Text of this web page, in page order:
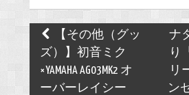
Post
navigation
【その他（グッ
ズ）】初音ミク
×YAMAHA AG03MK2 オ
ーバーレイシー
ナ
り
リ
ン